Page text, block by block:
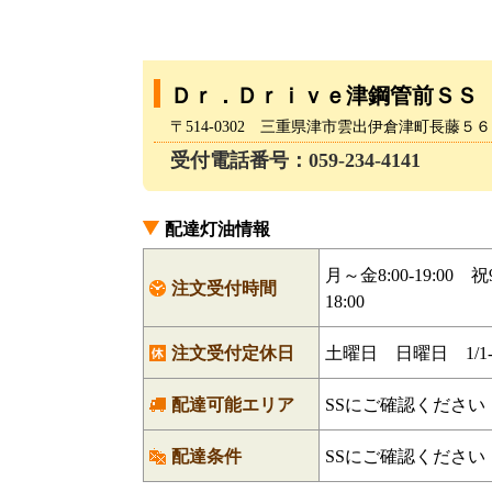
Ｄｒ．Ｄｒｉｖｅ津鋼管前Ｓ
〒514-0302 三重県津市雲出伊倉津町長藤５
受付電話番号：059-234-4141
配達灯油情報
注文受付時間
月～金8:00-19:00 祝
18:00
注文受付定休日 土曜日 日曜日 1/1-
配達可能エリア SSにご確認ください
配達条件 SSにご確認ください